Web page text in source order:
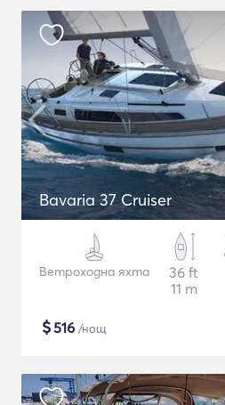
Bavaria 37 Cruiser
Ветроходна яхта
36 ft
11 m
$516 /нощ